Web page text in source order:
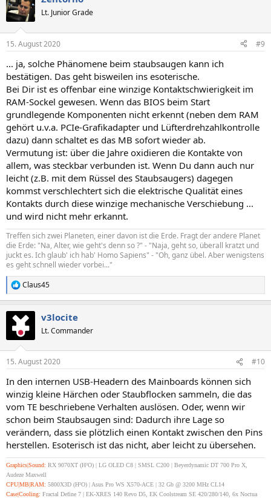
Lt. Junior Grade
15. August 2020 #9
... ja, solche Phänomene beim staubsaugen kann ich
bestätigen. Das geht bisweilen ins esoterische.
Bei Dir ist es offenbar eine winzige Kontaktschwierigkeit im
RAM-Sockel gewesen. Wenn das BIOS beim Start
grundlegende Komponenten nicht erkennt (neben dem RAM
gehört u.v.a. PCIe-Grafikadapter und Lüfterdrehzahlkontrolle
dazu) dann schaltet es das MB sofort wieder ab.
Vermutung ist: über die Jahre oxidieren die Kontakte von
allem, was steckbar verbunden ist. Wenn Du dann auch nur
leicht (z.B. mit dem Rüssel des Staubsaugers) dagegen
kommst verschlechtert sich die elektrische Qualität eines
Kontakts durch diese winzige mechanische Verschiebung ...
und wird nicht mehr erkannt.
Treffen sich zwei Planeten, einer davon ist die Erde. Fragt der andere Planet
die Erde: "Na, Alter, wie geht's denn so ?" - "Naja, geht so, überall kratzt und
juckt es. Ich glaub' ich hab' Homo Sapiens" - "Oh, ganz übel. Aber wenigstens
es geht schnell wieder vorbei..."
R
e
k
t
e
:
Claus45
v3locite
Lt. Commander
15. August 2020 #10
In den internen USB-Headern des Mainboards können sich
winzig kleine Härchen oder Staubflocken sammeln, die das
vom TE beschriebene Verhalten auslösen. Oder, wenn wir
schon beim Staubsaugen sind: Dadurch ihre Lage so
verändern, dass sie plötzlich einen Kontakt zwischen den Pins
herstellen. Esoterisch ist das nicht, aber leicht zu übersehen.
Graphics|Sound: RX 9070XT (H²O) | LG OLED C8 | SMSL C200 | Beyerdynamic DT 700 Pro X,
Audeze Maxwell
CPU|MB|RAM: 5800X3D (H²O) | Asus Pro WS X570-ACE | 32 Gb @ 3200 MHz CL14
Case|Cooling: Fractal Define 7 | EK-XRES 140 Revo D5, EK Coolstream SE 420/280/140, 6x Noctua